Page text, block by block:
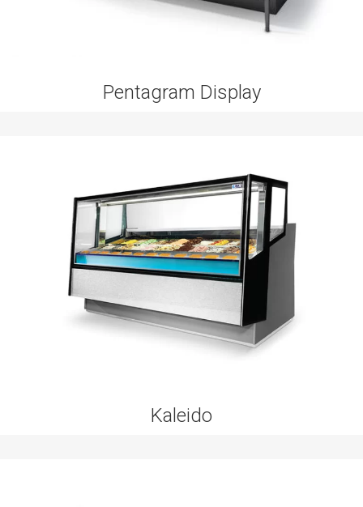
Pentagram Display
Kaleido